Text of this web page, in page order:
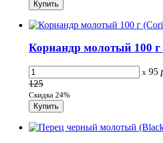
Кориандр молотый 100
x 95
125
Скидка 24%